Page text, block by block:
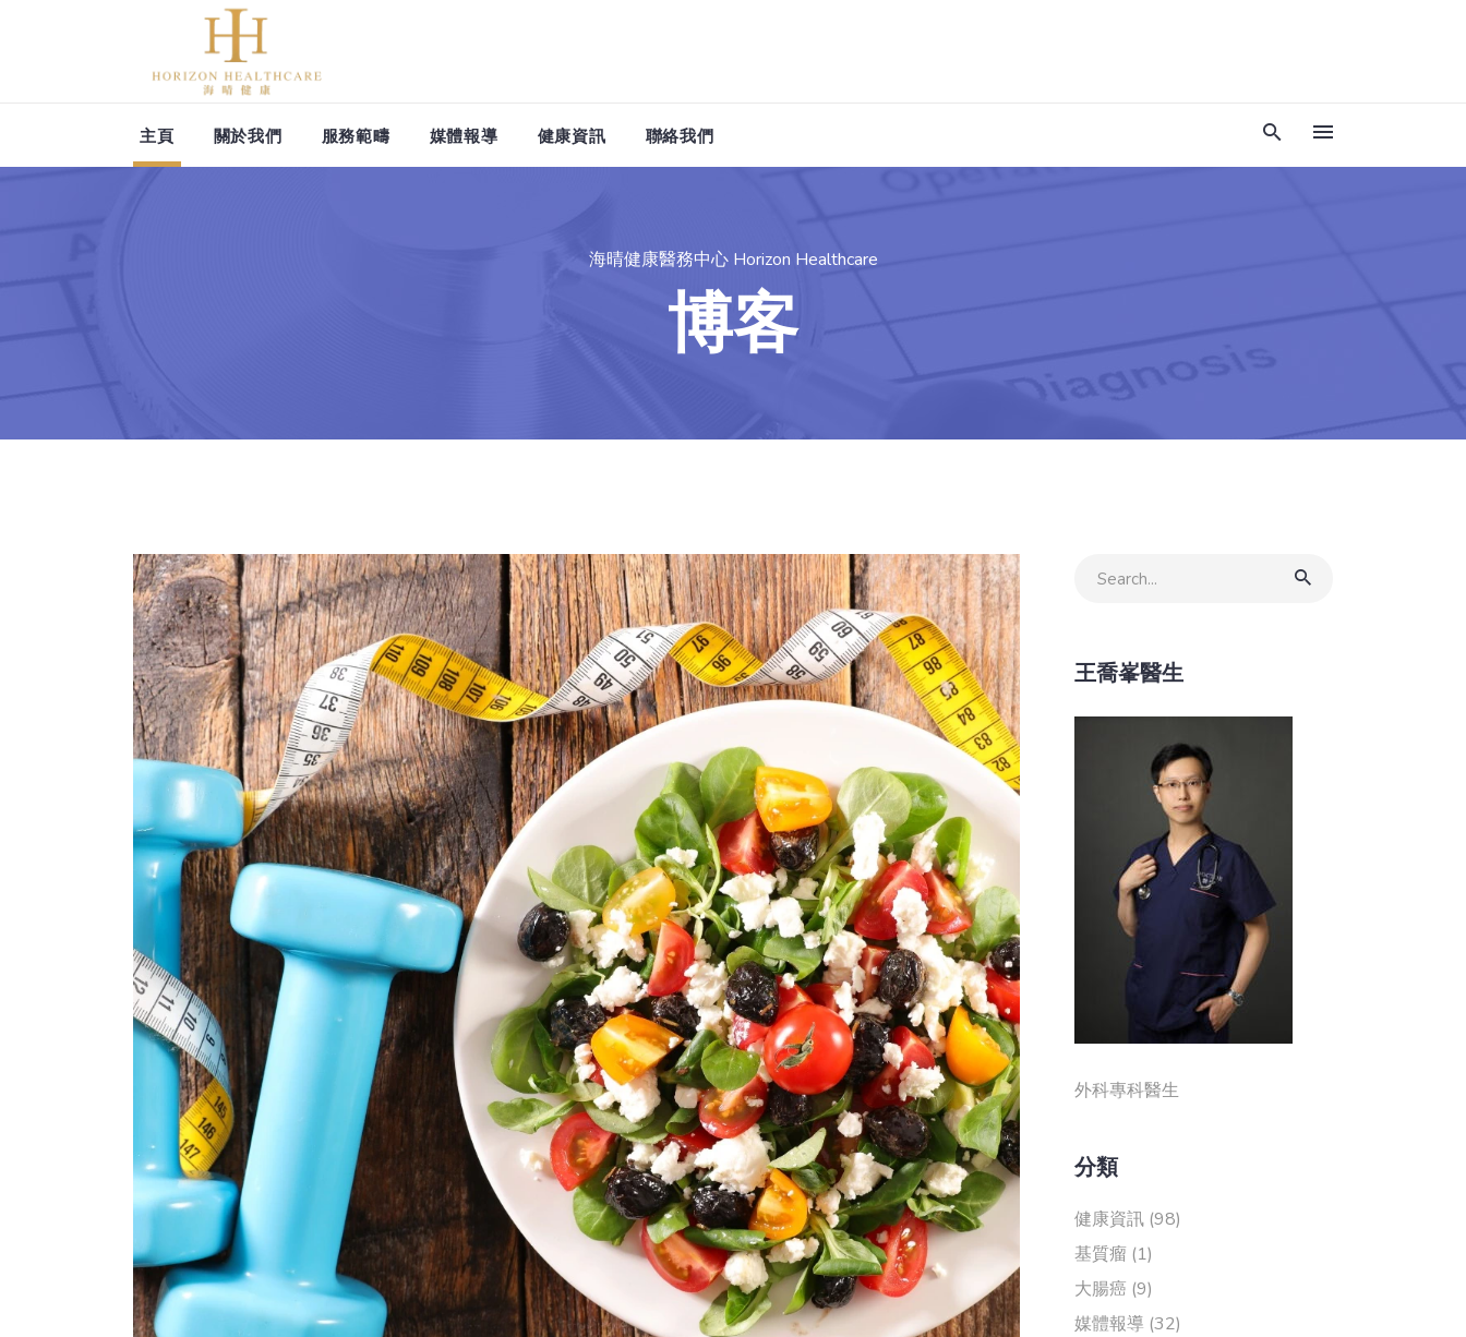
星期六 08:00-12:00 星期日休息 Sat: 08:00AM - 12:00PM Sun - CLOSED
+852 6679 7589
九龍尖沙咀彌敦道26號1005室
主頁 關於我們 服務範疇 媒體報導 健康資訊 聯絡我們
海晴健康醫務中心 Horizon Healthcare
博客
Search
王喬峯醫生
外科專科醫生
分類
健康資訊(98)
基質瘤(1)
大腸癌 (9)
媒體報導 (32)